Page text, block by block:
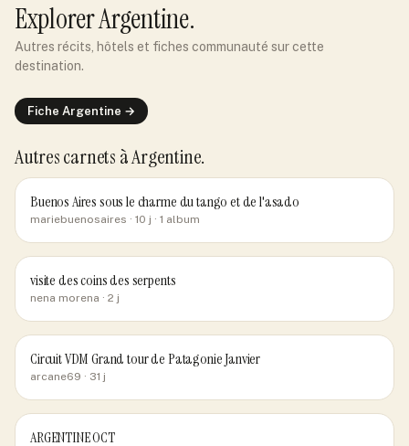
ExplorerArgentine.
Autres récits, hôtels et fiches communauté sur cette
destination.
Fiche Argentine →
Autres carnets à Argentine.
Buenos Aires sous le charme du tango et de l'asado
mariebuenosaires · 10 j · 1 album
visite des coins des serpents
nena morena · 2 j
Circuit VDM Grand tour de Patagonie Janvier
arcane69 · 31 j
ARGENTINE OCT